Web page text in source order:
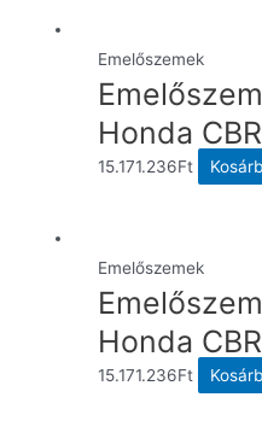
Emelőszemek
Honda
15.171.236Ft
Emelőszemek
Honda
15.171.236Ft